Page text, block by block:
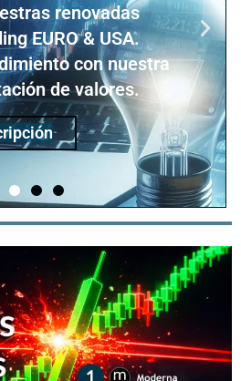
renovadas
EURO & USA.
con nuestra
de valores.